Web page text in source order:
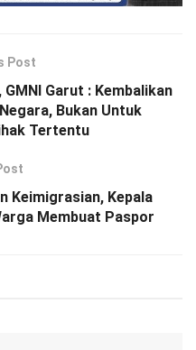
Post
Garut : Kembalikan
Bukan Untuk
Tertentu
Keimigrasian, Kepala
Membuat Paspor